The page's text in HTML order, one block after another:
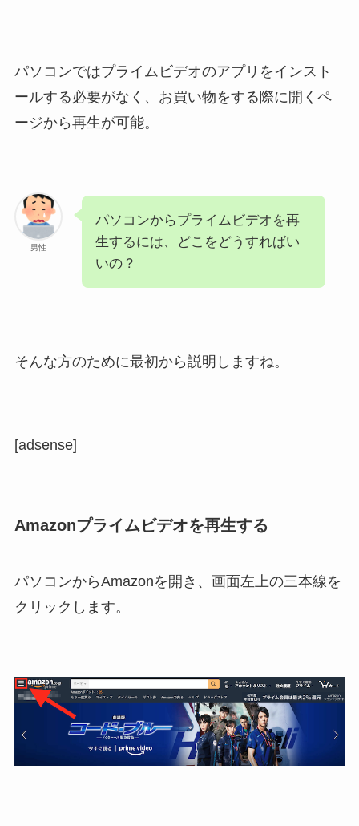
パソコンではプライムビデオのアプリをインスト
ールする必要がなく、お買い物をする際に開くペ
ージから再生が可能。
男性
パソコンからプライムビデオを再
生するには、どこをどうすればい
いの？
そんな方のために最初から説明しますね。
[adsense]
Amazonプライムビデオを再生する
パソコンからAmazonを開き、画面左上の三本線を
クリックします。